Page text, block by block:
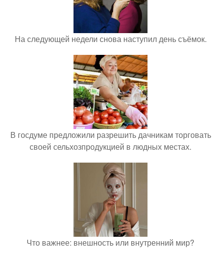
На следующей недели снова наступил день съёмок.
В госдуме предложили разрешить дачникам торговать
своей сельхозпродукцией в людных местах.
Что важнее: внешность или внутренний мир?